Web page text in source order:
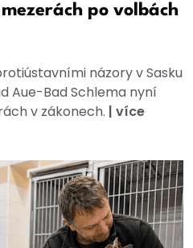
po volbách
názory v Sasku
Aue-Bad Schlema nyní
v zákonech. | více